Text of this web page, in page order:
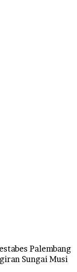
Palembang
Sungai Musi